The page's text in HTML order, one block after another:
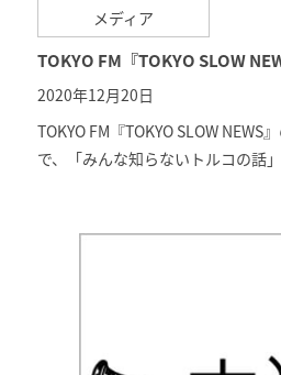
メディア
TOKYO FM『TOKYO SLOW
2020年12月20日
TOKYO FM『TOKYO SLOW NEWS
で、「みんな知らないトルコの話